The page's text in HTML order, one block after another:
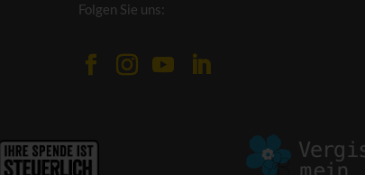
Folgen Sie uns: